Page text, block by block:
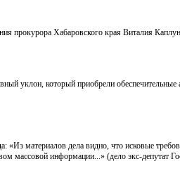
Хабаровского края Виталия
который приобрели обеспечительные
«Из материалов дела видно, что исковые
массовой информации...» (дело экс-